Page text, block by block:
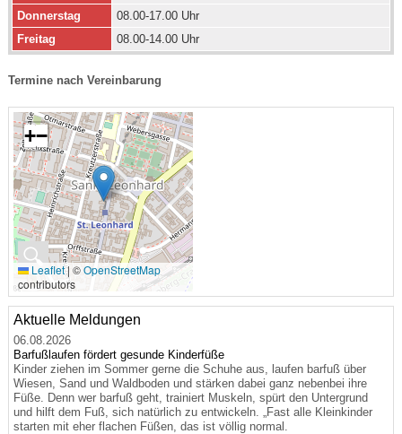
Donnerstag
08.00-17.00 Uhr
Freitag
08.00-14.00 Uhr
Termine nach Vereinbarung
🔍
+−
Leaflet| ©OpenStreetMap
contributors
Aktuelle Meldungen
06.08.2026
Barfußlaufen fördert gesunde Kinderfüße
Kinder ziehen im Sommer gerne die Schuhe aus, laufen barfuß über
Wiesen, Sand und Waldboden und stärken dabei ganz nebenbei ihre
Füße. Denn wer barfuß geht, trainiert Muskeln, spürt den Untergrund
und hilft dem Fuß, sich natürlich zu entwickeln. „Fast alle Kleinkinder
starten mit eher flachen Füßen, das ist völlig normal.